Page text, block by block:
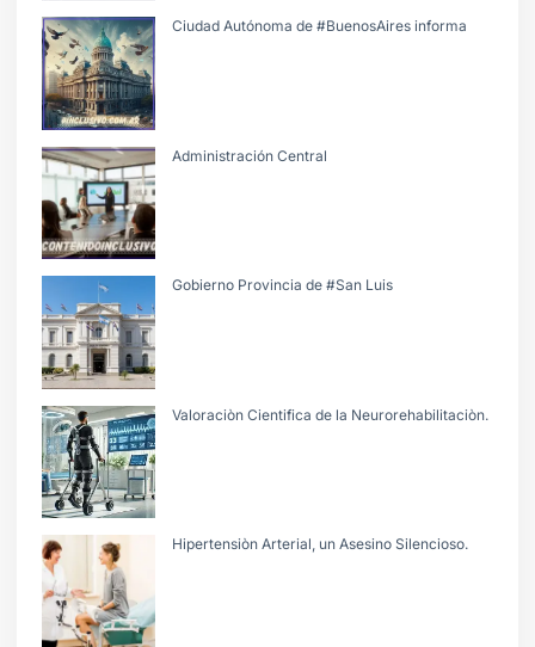
Ciudad Autónoma de #BuenosAires informa
Administración Central
Gobierno Provincia de #San Luis
Valoraciòn Cientifica de la Neurorehabilitaciòn.
Hipertensiòn Arterial, un Asesino Silencioso.